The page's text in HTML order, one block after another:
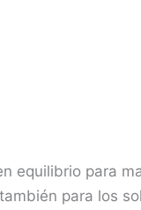
equilibrio para
para los